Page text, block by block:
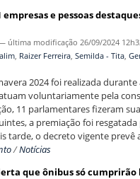
e pessoas
última modificação 26/09/2024
, Raizer Ferreira, Semilda - Tita,
2024 foi realizada
voluntariamente pela
11 parlamentares fizeram
a premiação foi
tarde, o decreto vigente
/Notícias
que ônibus só